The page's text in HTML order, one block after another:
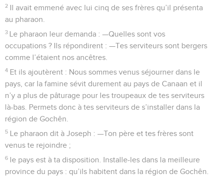
2 Il avait emmené avec lui cinq de ses frères qu’il présenta
au pharaon.
3 Le pharaon leur demanda : —Quelles sont vos
occupations ? Ils répondirent : —Tes serviteurs sont bergers
comme l’étaient nos ancêtres.
4 Et ils ajoutèrent : Nous sommes venus séjourner dans le
pays, car la famine sévit durement au pays de Canaan et il
n’y a plus de pâturage pour les troupeaux de tes serviteurs
là-bas. Permets donc à tes serviteurs de s’installer dans la
région de Gochên.
5 Le pharaon dit à Joseph : —Ton père et tes frères sont
venus te rejoindre ;
6 le pays est à ta disposition. Installe-les dans la meilleure
province du pays : qu’ils habitent dans la région de Gochên.